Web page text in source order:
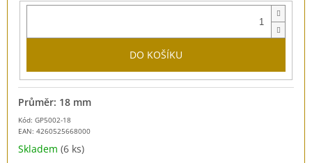
DO KOŠÍKU
Kód: GP5002-18
EAN: 4260525668000
Průměr: 18 mm
Skladem (6 ks)